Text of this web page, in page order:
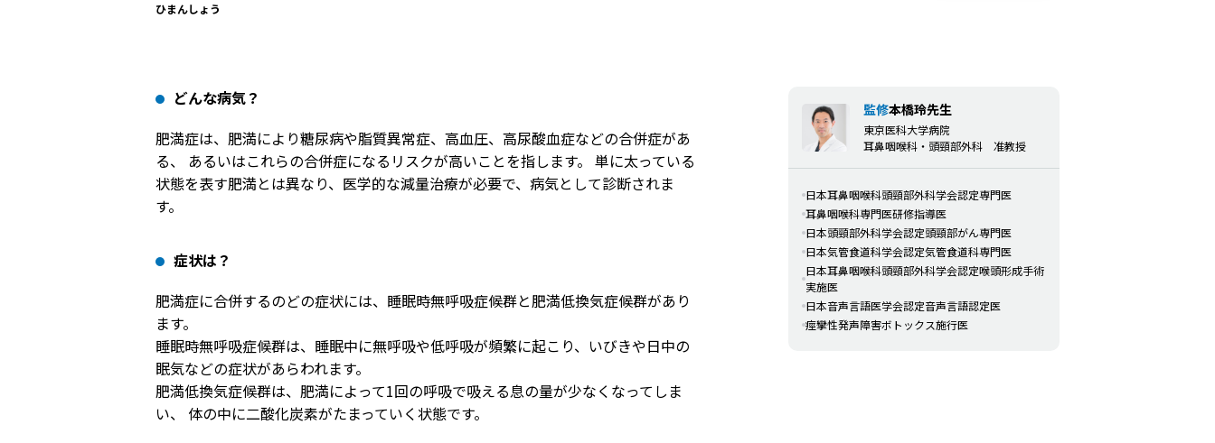
ひまんしょう
どんな病気？
肥満症は、肥満により糖尿病や脂質異常症、高血圧、高尿酸血症などの合併症があ
る、 あるいはこれらの合併症になるリスクが高いことを指します。 単に太っている
状態を表す肥満とは異なり、医学的な減量治療が必要で、病気として診断されま
す。
症状は？
肥満症に合併するのどの症状には、睡眠時無呼吸症候群と肥満低換気症候群があり
ます。
睡眠時無呼吸症候群は、睡眠中に無呼吸や低呼吸が頻繁に起こり、いびきや日中の
眠気などの症状があらわれます。
肥満低換気症候群は、肥満によって1回の呼吸で吸える息の量が少なくなってしま
い、 体の中に二酸化炭素がたまっていく状態です。
監修本橋玲先生
東京医科大学病院
耳鼻咽喉科・頭頸部外科 准教授
日本耳鼻咽喉科頭頸部外科学会認定専門医
耳鼻咽喉科専門医研修指導医
日本頭頸部外科学会認定頭頸部がん専門医
日本気管食道科学会認定気管食道科専門医
日本耳鼻咽喉科頭頸部外科学会認定喉頭形成手術
実施医
日本音声言語医学会認定音声言語認定医
痙攣性発声障害ボトックス施行医